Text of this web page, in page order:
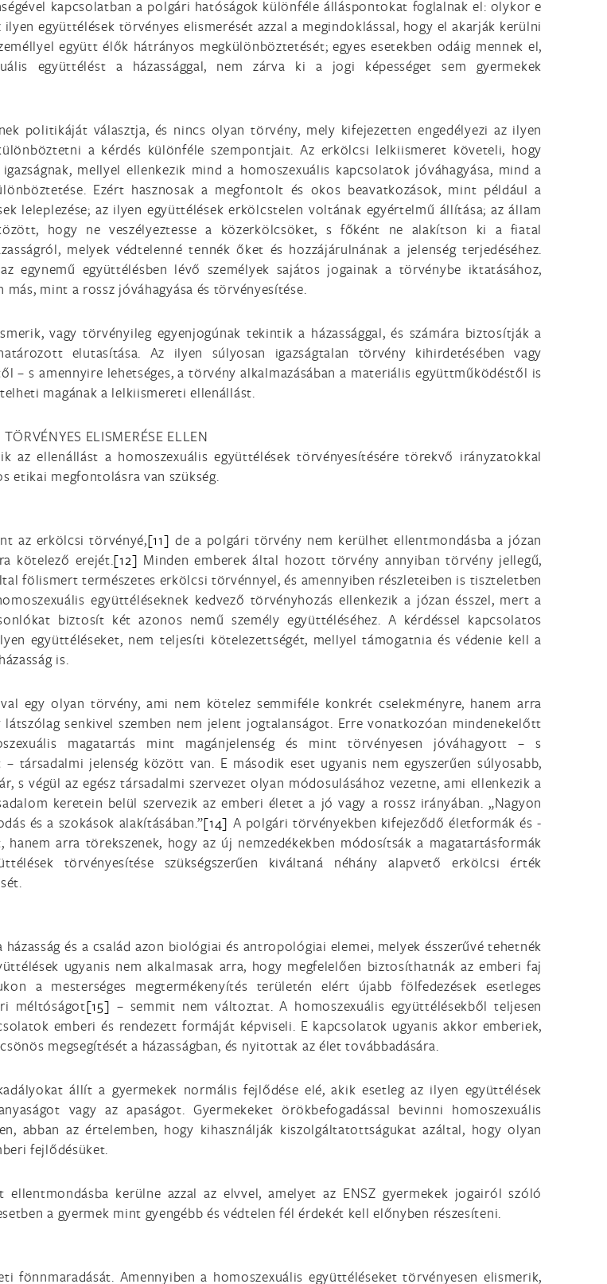
kapcsolatban a polgári hatóságok különféle álláspontokat foglalnak el: olykor e
együttélések törvényes elismerését azzal a megindoklással, hogy el akarják kerülni
együtt élők hátrányos megkülönböztetését; egyes esetekben odáig mennek el,
együttélést a házassággal, nem zárva ki a jogi képességet sem gyermekek
politikáját választja, és nincs olyan törvény, mely kifejezetten engedélyezi az ilyen
a kérdés különféle szempontjait. Az erkölcsi lelkiismeret követeli, hogy
mellyel ellenkezik mind a homoszexuális kapcsolatok jóváhagyása, mind a
Ezért hasznosak a megfontolt és okos beavatkozások, mint például a
leleplezése; az ilyen együttélések erkölcstelen voltának egyértelmű állítása; az állam
hogy ne veszélyeztesse a közerkölcsöket, s főként ne alakítson ki a fiatal
melyek védtelenné tennék őket és hozzájárulnának a jelenség terjedéséhez.
egynemű együttélésben lévő személyek sajátos jogainak a törvénybe iktatásához,
mint a rossz jóváhagyása és törvényesítése.
vagy törvényileg egyenjogúnak tekintik a házassággal, és számára biztosítják a
elutasítása. Az ilyen súlyosan igazságtalan törvény kihirdetésében vagy
– s amennyire lehetséges, a törvény alkalmazásában a materiális együttműködéstől is
magának a lelkiismereti ellenállást.
ELISMERÉSE ELLEN
az ellenállást a homoszexuális együttélések törvényesítésére törekvő irányzatokkal
etikai megfontolásra van szükség.
az erkölcsi törvényé,[11] de a polgári törvény nem kerülhet ellentmondásba a józan
kötelező erejét.[12] Minden emberek által hozott törvény annyiban törvény jellegű,
fölismert természetes erkölcsi törvénnyel, és amennyiben részleteiben is tiszteletben
együttéléseknek kedvező törvényhozás ellenkezik a józan ésszel, mert a
biztosít két azonos nemű személy együttéléséhez. A kérdéssel kapcsolatos
együttéléseket, nem teljesíti kötelezettségét, mellyel támogatnia és védenie kell a
is.
egy olyan törvény, ami nem kötelez semmiféle konkrét cselekményre, hanem arra
senkivel szemben nem jelent jogtalanságot. Erre vonatkozóan mindenekelőtt
magatartás mint magánjelenség és mint törvényesen jóváhagyott – s
társadalmi jelenség között van. E második eset ugyanis nem egyszerűen súlyosabb,
s végül az egész társadalmi szervezet olyan módosulásához vezetne, ami ellenkezik a
keretein belül szervezik az emberi életet a jó vagy a rossz irányában. „Nagyon
és a szokások alakításában.”[14] A polgári törvényekben kifejeződő életformák és -
arra törekszenek, hogy az új nemzedékekben módosítsák a magatartásformák
törvényesítése szükségszerűen kiváltaná néhány alapvető erkölcsi érték
és a család azon biológiai és antropológiai elemei, melyek ésszerűvé tehetnék
ugyanis nem alkalmasak arra, hogy megfelelően biztosíthatnák az emberi faj
a mesterséges megtermékenyítés területén elért újabb fölfedezések esetleges
méltóságot[15] – semmit nem változtat. A homoszexuális együttélésekből teljesen
emberi és rendezett formáját képviseli. E kapcsolatok ugyanis akkor emberiek,
megsegítését a házasságban, és nyitottak az élet továbbadására.
állít a gyermekek normális fejlődése elé, akik esetleg az ilyen együttélések
vagy az apaságot. Gyermekeket örökbefogadással bevinni homoszexuális
abban az értelemben, hogy kihasználják kiszolgáltatottságukat azáltal, hogy olyan
fejlődésüket.
kerülne azzal az elvvel, amelyet az ENSZ gyermekek jogairól szóló
a gyermek mint gyengébb és védtelen fél érdekét kell előnyben részesíteni.
fönnmaradását. Amennyiben a homoszexuális együttéléseket törvényesen elismerik,